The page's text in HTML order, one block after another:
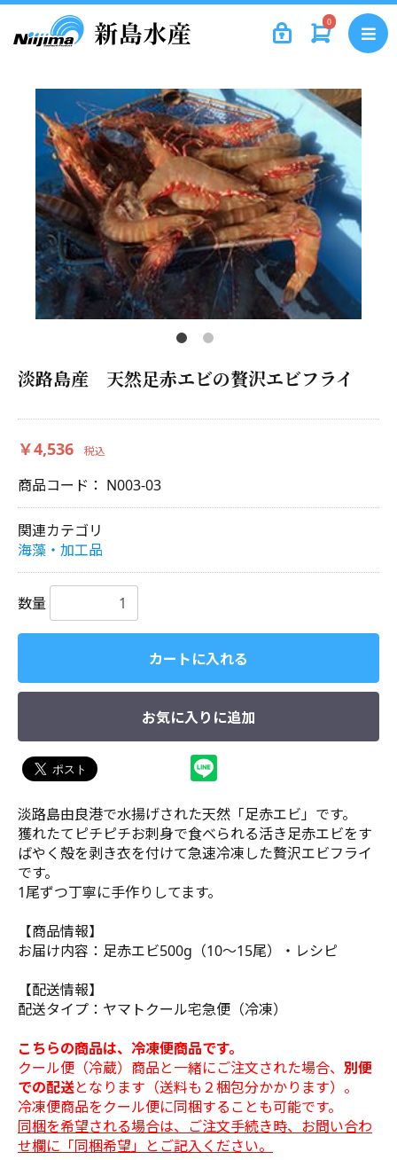
0
淡路島産 天然足赤エビの贅沢エビフライ
￥4,536 税込
商品コード： N003-03
関連カテゴリ
海藻・加工品
数量
カートに入れる
お気に入りに追加
淡路島由良港で水揚げされた天然「足赤エビ」です。
獲れたてピチピチお刺身で食べられる活き足赤エビをす
ばやく殻を剥き衣を付けて急速冷凍した贅沢エビフライ
です。
1尾ずつ丁寧に手作りしてます。
【商品情報】
お届け内容：足赤エビ500g（10～15尾）・レシピ
【配送情報】
配送タイプ：ヤマトクール宅急便（冷凍）
こちらの商品は、冷凍便商品です。
クール便（冷蔵）商品と一緒にご注文された場合、 別便
での配送となります（送料も２梱包分かかります）。
冷凍便商品をクール便に同梱することも可能です。
同梱を希望される場合は、ご注文手続き時、お問い合わ
せ欄に「同梱希望」とご記入ください。